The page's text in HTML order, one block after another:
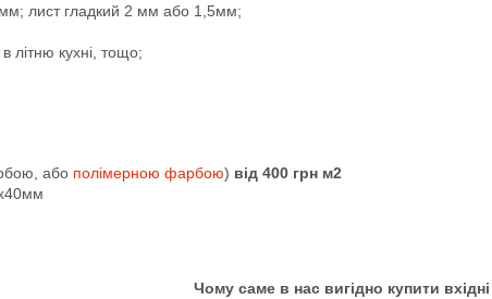
лист гладкий 2 мм або 1,5мм;
літню кухні, тощо;
або полімерною фарбою) від 400 грн м2
Чому саме в нас вигідно купити